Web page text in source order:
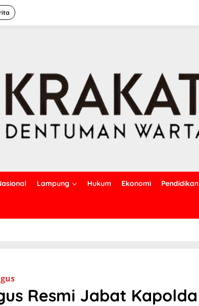
Lampung Hukum Ekonomi Pendidikan
Resmi Jabat Kapolda